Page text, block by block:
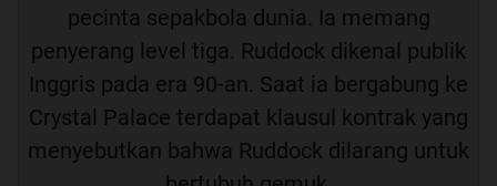
pecinta sepakbola dunia. Ia memang
penyerang level tiga. Ruddock dikenal publik
Inggris pada era 90-an. Saat ia bergabung ke
Crystal Palace terdapat klausul kontrak yang
menyebutkan bahwa Ruddock dilarang untuk